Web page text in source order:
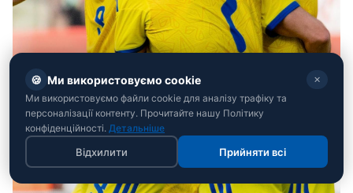
🍪 Ми використовуємо cookie ✕
Ми використовуємо файли cookie для аналізу трафіку та
персоналізації контенту. Прочитайте нашу Політику
конфіденційності. Детальніше
Відхилити Прийняти всі